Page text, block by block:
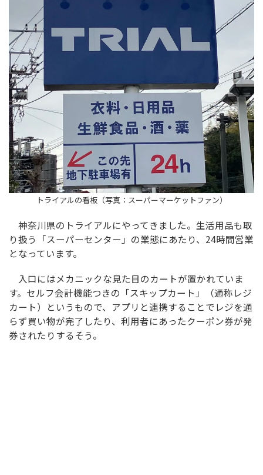
トライアルの看板（写真：スーパーマーケットファン）
神奈川県のトライアルにやってきました。生活用品も取
り扱う「スーパーセンター」の業態にあたり、24時間営業
となっています。
入口にはメカニックな見た目のカートが置かれていま
す。セルフ会計機能つきの「スキップカート」（通称レジ
カート）というもので、アプリと連携することでレジを通
らず買い物が完了したり、利用者にあったクーポン券が発
券されたりするそう。